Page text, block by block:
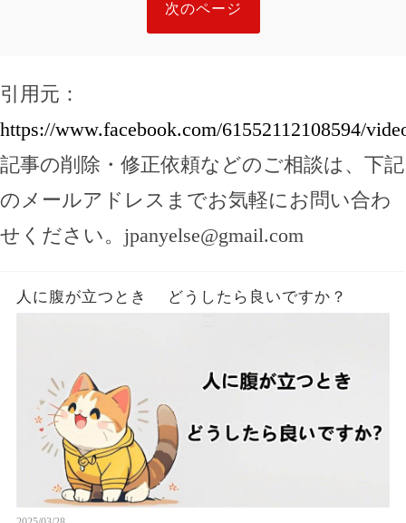
次のページ
引用元：
https://www.facebook.com/61552112108594/
記事の削除・修正依頼などのご相談は、下記
のメールアドレスまでお気軽にお問い合わ
せください。 jpanyelse@gmail.com
人に腹が立つとき どうしたら良いですか？